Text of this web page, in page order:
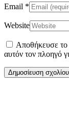
Email *
Website
Αποθήκευσε το
αυτόν τον πλοηγό